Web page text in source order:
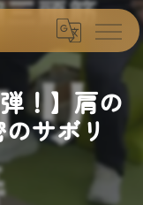
！】肩の
サボリ